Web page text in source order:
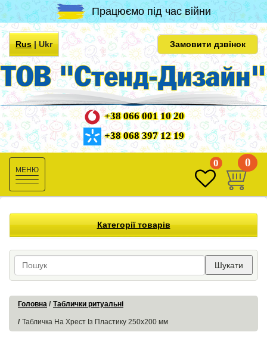
Працюємо під час війни
Rus|Ukr Замовити дзвінок
+38 066 001 10 20
+38 068 397 12 19
Toggle
navigation
0 0
Категорії товарів
Шукати
Головна Таблички ритуальні
Табличка На Хрест Із Пластику 250х200 мм